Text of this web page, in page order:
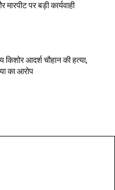
पर बड़ी कार्यवाही
किशोर आदर्श चौहान की हत्या,
का आरोप